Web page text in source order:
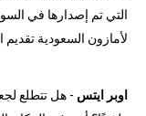
التي تم إصدارها في
لأمازون السعودية تقديم
اوبر ايتس - هل تتطلع